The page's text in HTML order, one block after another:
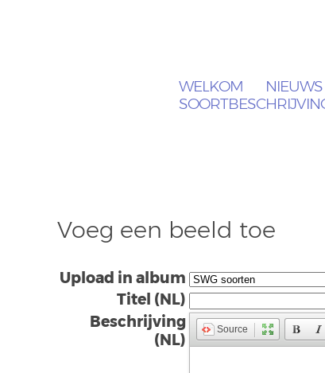
WELKOM NIEUWS
Voeg een beeld toe
Upload in album
Titel (NL)
Beschrijving
(NL)
Source